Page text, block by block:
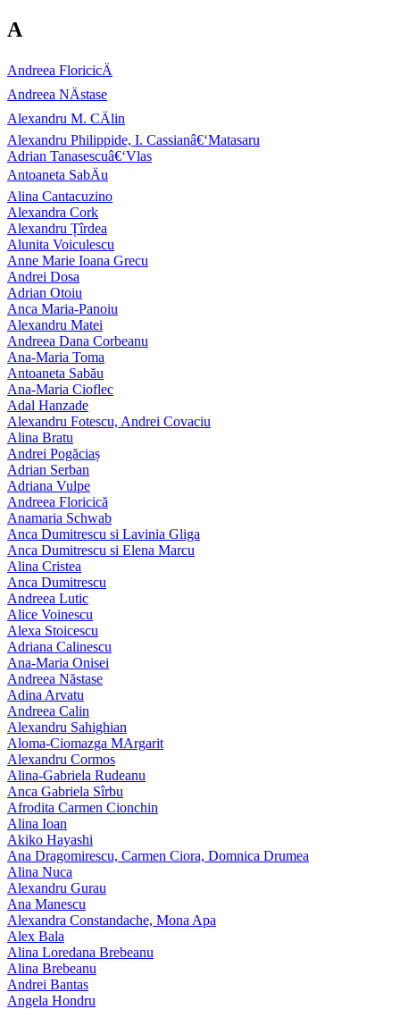
A
Andreea FloricicÄ
Andreea NÄstase
Alexandru M. CÄlin
Alexandru Philippide, I. Cassianâ€‘Matasaru
Adrian Tanasescuâ€‘Vlas
Antoaneta SabÄu
Alina Cantacuzino
Alexandra Cork
Alexandru Țîrdea
Alunita Voiculescu
Anne Marie Ioana Grecu
Andrei Dosa
Adrian Otoiu
Anca Maria-Panoiu
Alexandru Matei
Andreea Dana Corbeanu
Ana-Maria Toma
Antoaneta Sabău
Ana-Maria Cioflec
Adal Hanzade
Alexandru Fotescu, Andrei Covaciu
Alina Bratu
Andrei Pogăciaș
Adrian Serban
Adriana Vulpe
Andreea Floricică
Anamaria Schwab
Anca Dumitrescu si Lavinia Gliga
Anca Dumitrescu si Elena Marcu
Alina Cristea
Anca Dumitrescu
Andreea Lutic
Alice Voinescu
Alexa Stoicescu
Adriana Calinescu
Ana-Maria Onisei
Andreea Năstase
Adina Arvatu
Andreea Calin
Alexandru Sahighian
Aloma-Ciomazga MArgarit
Alexandru Cormos
Alina-Gabriela Rudeanu
Anca Gabriela Sîrbu
Afrodita Carmen Cionchin
Alina Ioan
Akiko Hayashi
Ana Dragomirescu, Carmen Ciora, Domnica Drumea
Alina Nuca
Alexandru Gurau
Ana Manescu
Alexandra Constandache, Mona Apa
Alex Bala
Alina Loredana Brebeanu
Alina Brebeanu
Andrei Bantas
Angela Hondru